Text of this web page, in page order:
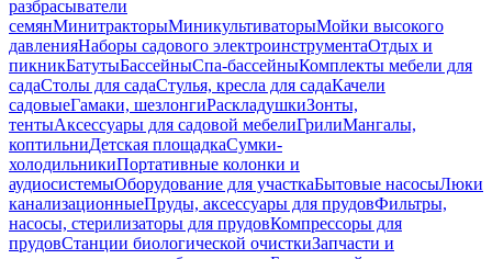
разбрасыватели
семянМинитракторыМиникультиваторыМойки высокого
давленияНаборы садового электроинструментаОтдых и
пикникБатутыБассейныСпа-бассейныКомплекты мебели для
садаСтолы для садаСтулья, кресла для садаКачели
садовыеГамаки, шезлонгиРаскладушкиЗонты,
тентыАксессуары для садовой мебелиГрилиМангалы,
коптильниДетская площадкаСумки-
холодильникиПортативные колонки и
аудиосистемыОборудование для участкаБытовые насосыЛюки
канализационныеПруды, аксессуары для прудовФильтры,
насосы, стерилизаторы для прудовКомпрессоры для
прудовСтанции биологической очисткиЗапчасти и